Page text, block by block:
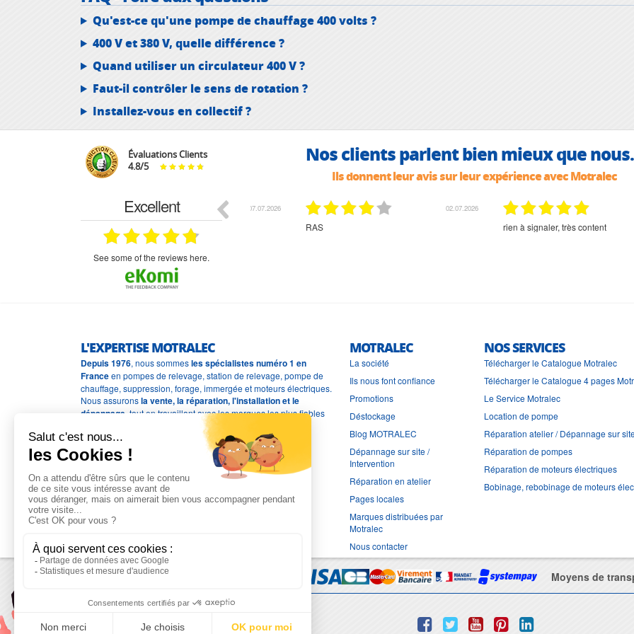
Qu'est-ce qu'une pompe de chauffage 400 volts ?
400 V et 380 V, quelle différence ?
Quand utiliser un circulateur 400 V ?
Faut-il contrôler le sens de rotation ?
Installez-vous en collectif ?
Évaluations Clients
4.8/5 Nos clients parlent bien mieux que
Ils donnent leur avis sur leur expérience avec Motralec
Excellent
see some of the reviews here.
07.07.2026
bien rien a dire .what else rien à signaler, très content
L'EXPERTISE MOTRALEC
Depuis 1976, nous sommesles spécialistes numéro 1 en
Franceen pompes de relevage, station de relevage, pompe de
chauffage, suppression, forage, immergée et moteurs électriques.
Nous assuronsla vente, la réparation, l'installation et le
dépannage , tout en travaillant avec les marques les plus fiables
MOTRALEC
La société
Ils nous font confiance
Promotions
Déstockage
Blog MOTRALEC
Dépannage sur site /
Intervention
Réparation en atelier
Pages locales
Marques distribuées par
Motralec
Nous contacter
NOS SERVICES
Télécharger le Catalogue Motralec
Télécharger le Catalogue 4 pages
Le Service Motralec
Location de pompe
Réparation atelier / Dépannage sur
Réparation de pompes
Réparation de moteurs électriques
Bobinage, rebobinage de moteurs
Moyens de